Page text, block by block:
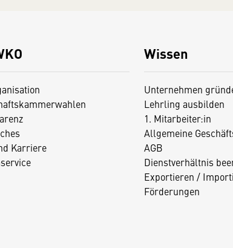
Karriere
Wissen
Unternehmen
Lehrling ausbilden
1. Mitarbeiter:in
Allgemeine
AGB
Dienstverhältnis
Exportieren /
Förderungen